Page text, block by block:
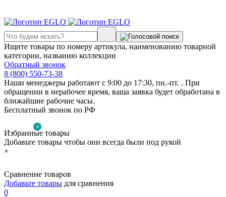
Ищите товары по номеру артикула, наименованию товарной
категории, названию коллекции
Обратный звонок
8 (800) 550-73-38
Наши менеджеры работают с 9:00 до 17:30, пн.-пт. . При
обращении в нерабочее время, ваша заявка будет обработана в
ближайшие рабочие часы.
Бесплатный звонок по РФ
0
Избранные товары
Добавьте товары чтобы они всегда были под рукой
×
Сравнение товаров
Добавьте товары для сравнения
0